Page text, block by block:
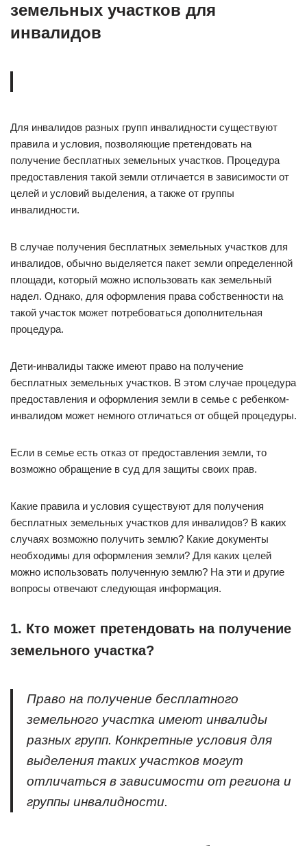
земельных участков для
инвалидов
Для инвалидов разных групп инвалидности существуют
правила и условия, позволяющие претендовать на
получение бесплатных земельных участков. Процедура
предоставления такой земли отличается в зависимости от
целей и условий выделения, а также от группы
инвалидности.
В случае получения бесплатных земельных участков для
инвалидов, обычно выделяется пакет земли определенной
площади, который можно использовать как земельный
надел. Однако, для оформления права собственности на
такой участок может потребоваться дополнительная
процедура.
Дети-инвалиды также имеют право на получение
бесплатных земельных участков. В этом случае процедура
предоставления и оформления земли в семье с ребенком-
инвалидом может немного отличаться от общей процедуры.
Если в семье есть отказ от предоставления земли, то
возможно обращение в суд для защиты своих прав.
Какие правила и условия существуют для получения
бесплатных земельных участков для инвалидов? В каких
случаях возможно получить землю? Какие документы
необходимы для оформления земли? Для каких целей
можно использовать полученную землю? На эти и другие
вопросы отвечают следующая информация.
1. Кто может претендовать на получение
земельного участка?
Право на получение бесплатного
земельного участка имеют инвалиды
разных групп. Конкретные условия для
выделения таких участков могут
отличаться в зависимости от региона и
группы инвалидности.